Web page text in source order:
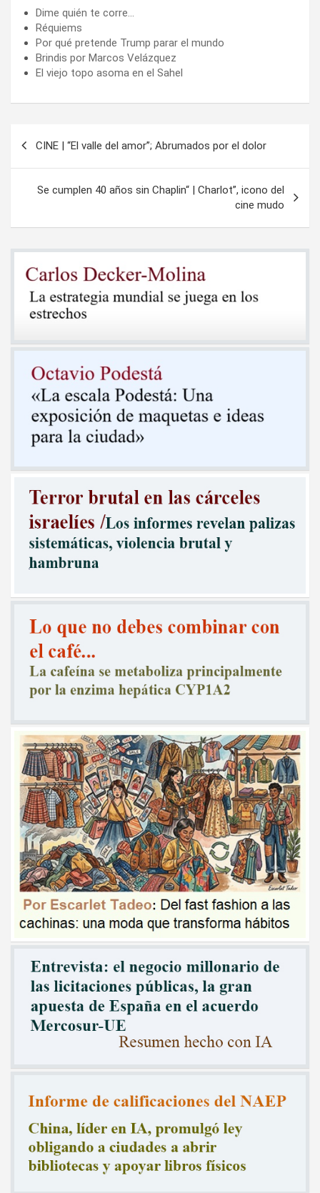
Dime quién te corre…
Réquiems
Por qué pretende Trump parar el mundo
Brindis por Marcos Velázquez
El viejo topo asoma en el Sahel
entradas
CINE | “El valle del amor”; Abrumados por el dolor
Se cumplen 40 años sin Chaplin“ | Charlot”, icono del
cine mudo